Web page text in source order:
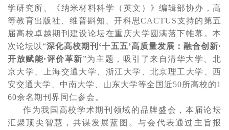
学研究所、《纳米材料科学（英文）》编辑部协办，高
等教育出版社、维普斟知、开科思CACTUS支持的第五
届高校卓越期刊建设论坛在重庆大学圆满落下帷幕。本
次论坛以“深化高校期刊 ‘十五五’高质量发展：融合创新·
开放赋能·评价革新”为主题，吸引了来自清华大学、北
京大学、上海交通大学、浙江大学、 北京理工大学、西
安交通大学、中南大学、山东大学等全国近50所高校的1
60余名期刊界同仁参会。
作为我国高校学术期刊领域的品牌盛会，本届论坛
汇聚顶尖智慧，共谋发展蓝图。与会代表通过主旨报